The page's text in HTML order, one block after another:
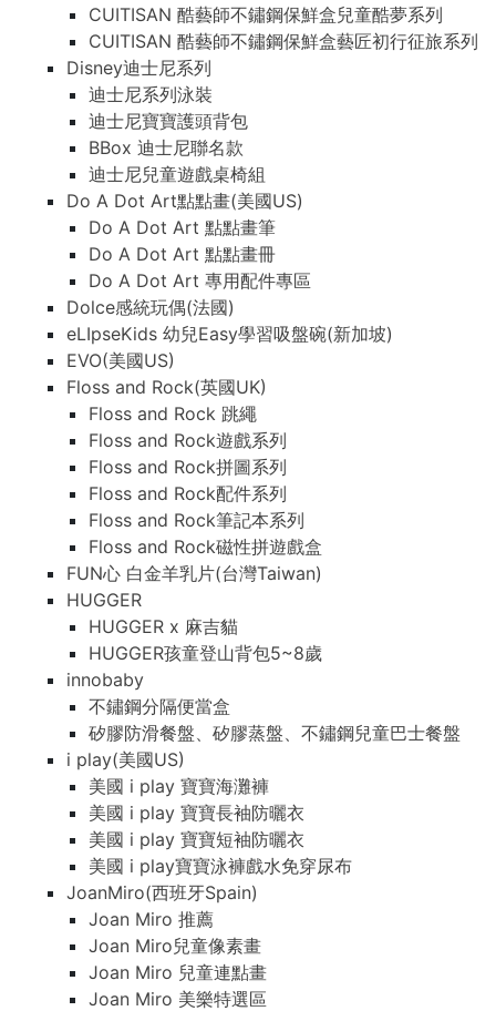
CUITISAN 酷藝師不鏽鋼保鮮盒兒童酷夢系列
CUITISAN 酷藝師不鏽鋼保鮮盒藝匠初行征旅系列
Disney迪士尼系列
迪士尼系列泳裝
迪士尼寶寶護頭背包
BBox 迪士尼聯名款
迪士尼兒童遊戲桌椅組
Do A Dot Art點點畫(美國US)
Do A Dot Art 點點畫筆
Do A Dot Art 點點畫冊
Do A Dot Art 專用配件專區
Dolce感統玩偶(法國)
eLIpseKids 幼兒Easy學習吸盤碗(新加坡)
EVO(美國US)
Floss and Rock(英國UK)
Floss and Rock 跳繩
Floss and Rock遊戲系列
Floss and Rock拼圖系列
Floss and Rock配件系列
Floss and Rock筆記本系列
Floss and Rock磁性拼遊戲盒
FUN心 白金羊乳片(台灣Taiwan)
HUGGER
HUGGER x 麻吉貓
HUGGER孩童登山背包5~8歲
innobaby
不鏽鋼分隔便當盒
矽膠防滑餐盤、矽膠蒸盤、不鏽鋼兒童巴士餐盤
i play(美國US)
美國 i play 寶寶海灘褲
美國 i play 寶寶長袖防曬衣
美國 i play 寶寶短袖防曬衣
美國 i play寶寶泳褲戲水免穿尿布
JoanMiro(西班牙Spain)
Joan Miro 推薦
Joan Miro兒童像素畫
Joan Miro 兒童連點畫
Joan Miro 美樂特選區